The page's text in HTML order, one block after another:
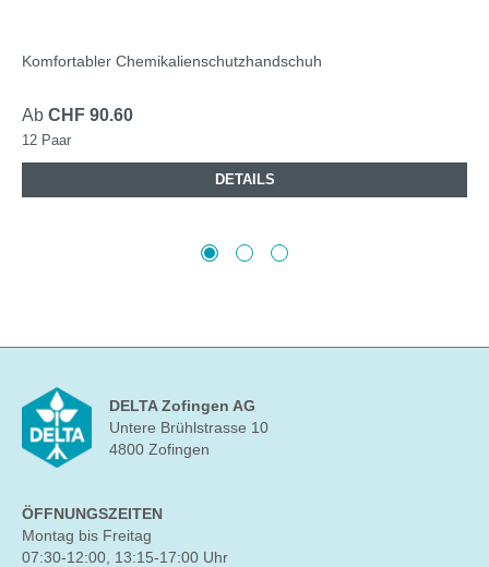
Komfortabler Chemikalienschutzhandschuh
Ab CHF 90.60
12 Paar
DETAILS
DELTA Zofingen AG
Untere Brühlstrasse 10
4800 Zofingen
ÖFFNUNGSZEITEN
Montag bis Freitag
07:30-12:00, 13:15-17:00 Uhr